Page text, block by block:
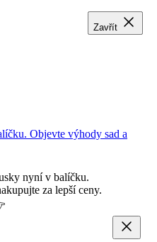
Objevte výhody sad a
nyní v balíčku.
za lepší ceny.
Zavřít
Zavřít
Zavřít